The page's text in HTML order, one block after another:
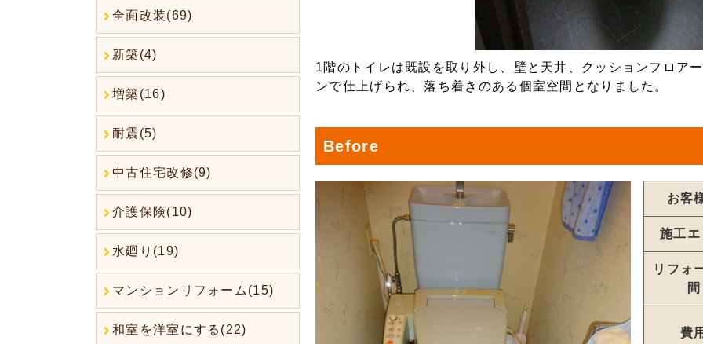
1階のトイレは既設を取り外し、壁と天井、クッションフロア
ンで仕上げられ、落ち着きのある個室空間となりました。
Before
お客
施工
リフォ
間
費
全面改装(69)
新築(4)
増築(16)
耐震(5)
中古住宅改修(9)
介護保険(10)
水廻り(19)
マンションリフォーム(15)
和室を洋室にする(22)